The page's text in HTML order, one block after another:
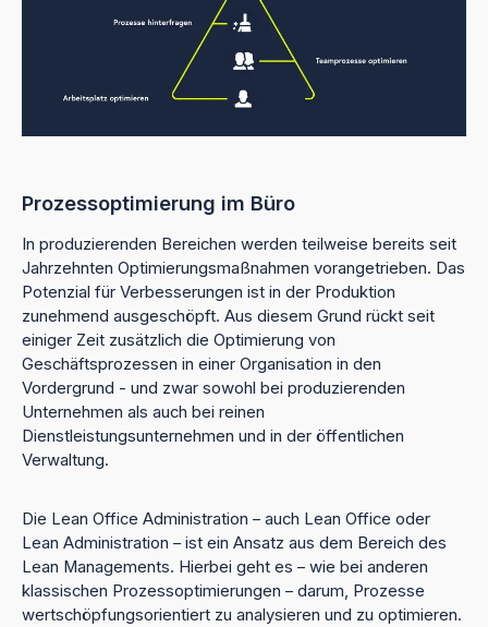
Prozessoptimierung im Büro
In produzierenden Bereichen werden teilweise bereits seit
Jahrzehnten Optimierungsmaßnahmen vorangetrieben. Das
Potenzial für Verbesserungen ist in der Produktion
zunehmend ausgeschöpft. Aus diesem Grund rückt seit
einiger Zeit zusätzlich die Optimierung von
Geschäftsprozessen in einer Organisation in den
Vordergrund - und zwar sowohl bei produzierenden
Unternehmen als auch bei reinen
Dienstleistungsunternehmen und in der öffentlichen
Verwaltung.
Die Lean Office Administration – auch Lean Office oder
Lean Administration – ist ein Ansatz aus dem Bereich des
Lean Managements. Hierbei geht es – wie bei anderen
klassischen Prozessoptimierungen – darum, Prozesse
wertschöpfungsorientiert zu analysieren und zu optimieren.